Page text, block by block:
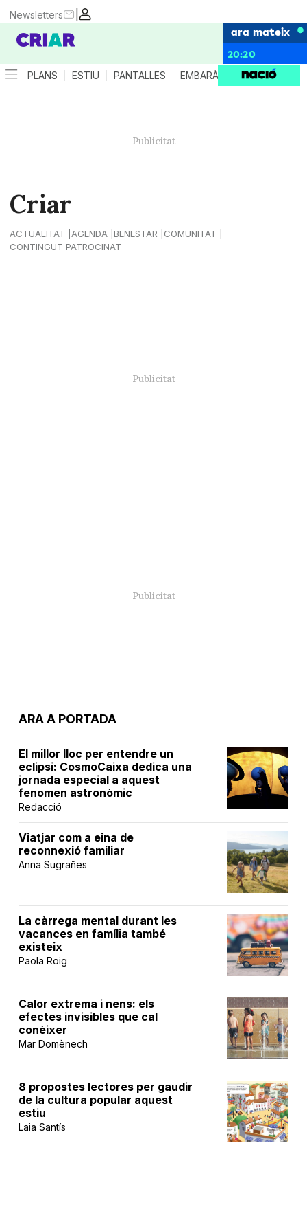
|
Newsletters
ara mateix
20:20
PLANS ESTIU PANTALLES EMBARÀS CRIANÇA
Criar
ACTUALITAT AGENDA BENESTAR
COMUNITAT
CONTINGUT PATROCINAT
ARA A PORTADA
El millor lloc per entendre un
eclipsi: CosmoCaixa dedica una
jornada especial a aquest
fenomen astronòmic
Redacció
Viatjar com a eina de
reconnexió familiar
Anna Sugrañes
La càrrega mental durant les
vacances en família també
existeix
Paola Roig
Calor extrema i nens: els
efectes invisibles que cal
conèixer
Mar Domènech
8 propostes lectores per gaudir
de la cultura popular aquest
estiu
Laia Santís